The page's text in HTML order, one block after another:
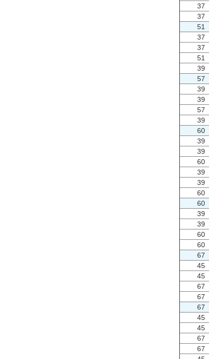
37
37
51
37
37
51
39
57
39
39
57
39
60
39
39
60
39
39
60
60
39
39
60
60
67
45
45
67
67
67
45
45
67
67